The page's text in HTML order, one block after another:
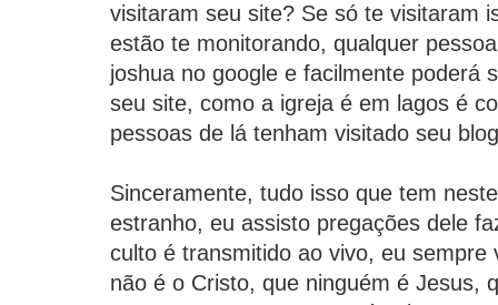
visitaram seu site? Se só te visitaram
estão te monitorando, qualquer
joshua no google e facilmente poderá
seu site, como a igreja é em lagos é
pessoas de lá tenham visitado seu
Sinceramente, tudo isso que tem
estranho, eu assisto pregações dele
culto é transmitido ao vivo, eu sempre
não é o Cristo, que ninguém é Jesus,